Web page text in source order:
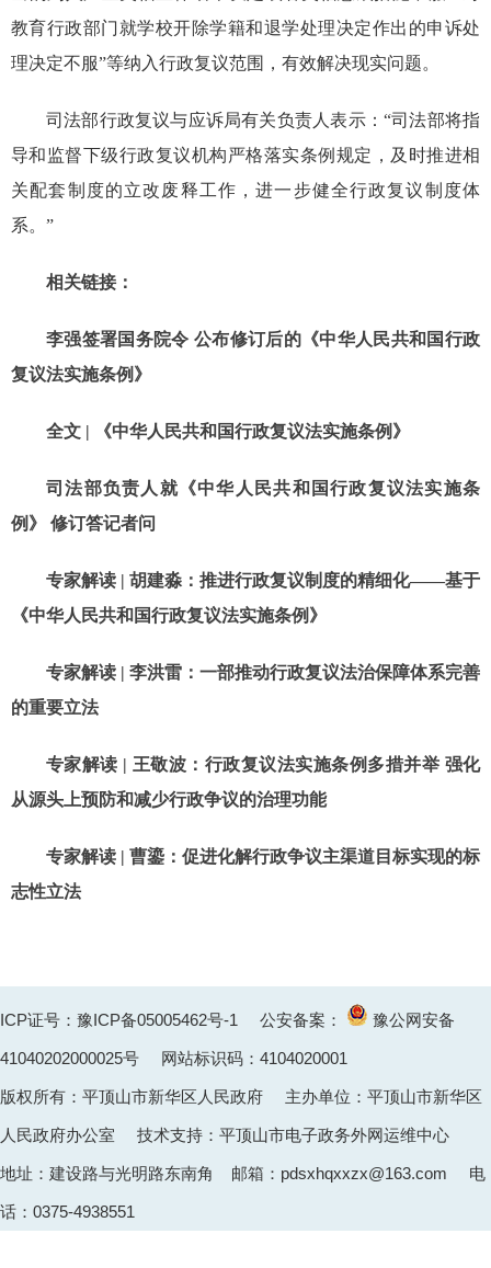
教育行政部门就学校开除学籍和退学处理决定作出的申诉处
理决定不服”等纳入行政复议范围，有效解决现实问题。
司法部行政复议与应诉局有关负责人表示：“司法部将指
导和监督下级行政复议机构严格落实条例规定，及时推进相
关配套制度的立改废释工作，进一步健全行政复议制度体
系。”
相关链接：
李强签署国务院令 公布修订后的《中华人民共和国行政
复议法实施条例》
全文 | 《中华人民共和国行政复议法实施条例》
司法部负责人就《中华人民共和国行政复议法实施条
例》 修订答记者问
专家解读 | 胡建淼：推进行政复议制度的精细化——基于
《中华人民共和国行政复议法实施条例》
专家解读 | 李洪雷：一部推动行政复议法治保障体系完善
的重要立法
专家解读 | 王敬波：行政复议法实施条例多措并举 强化
从源头上预防和减少行政争议的治理功能
专家解读 | 曹鎏：促进化解行政争议主渠道目标实现的标
志性立法
ICP证号：豫ICP备05005462号-1 公安备案： 豫公网安备
41040202000025号 网站标识码：4104020001
版权所有：平顶山市新华区人民政府 主办单位：平顶山市新华区
人民政府办公室 技术支持：平顶山市电子政务外网运维中心
地址：建设路与光明路东南角 邮箱：pdsxhqxxzx@163.com 电
话：0375-4938551